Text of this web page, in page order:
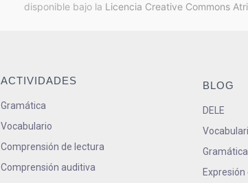
disponible bajo la Licencia Creative Commons
ACTIVIDADES
Gramática
Vocabulario
Comprensión de lectura
Comprensión auditiva
BLOG
DELE
Gramática